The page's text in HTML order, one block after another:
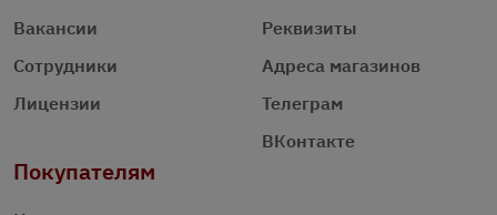
Вакансии
Сотрудники
Лицензии
Реквизиты
Адреса магазинов
Телеграм
ВКонтакте
Покупателям